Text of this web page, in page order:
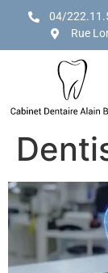
04/
Rue